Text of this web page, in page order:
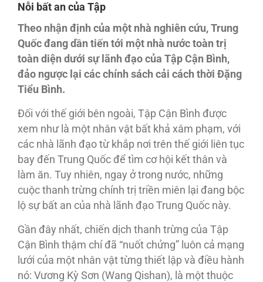
Nỗi bất an của Tập
Theo nhận định của một nhà nghiên cứu, Trung
Quốc đang dần tiến tới một nhà nước toàn trị
toàn diện dưới sự lãnh đạo của Tập Cận Bình,
đảo ngược lại các chính sách cải cách thời Đặng
Tiểu Bình.
Ðối với thế giới bên ngoài, Tập Cận Bình được
xem như là một nhân vật bất khả xâm phạm, với
các nhà lãnh đạo từ khắp nơi trên thế giới liên tục
bay đến Trung Quốc để tìm cơ hội kết thân và
làm ăn. Tuy nhiên, ngay ở trong nước, những
cuộc thanh trừng chính trị triền miên lại đang bộc
lộ sự bất an của nhà lãnh đạo Trung Quốc này.
Gần đây nhất, chiến dịch thanh trừng của Tập
Cận Bình thậm chí đã “nuốt chửng” luôn cả mạng
lưới của một nhân vật từng thiết lập và điều hành
nó: Vương Kỳ Sơn (Wang Qishan), là một thuộc